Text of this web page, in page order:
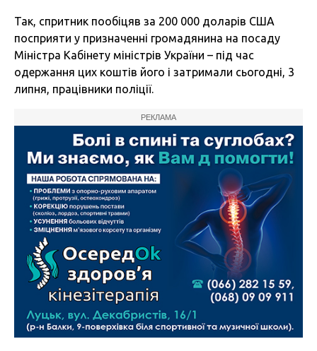
Так, спритник пообіцяв за 200 000 доларів США
посприяти у призначенні громадянина на посаду
Міністра Кабінету міністрів України – під час
одержання цих коштів його і затримали сьогодні, 3
липня, працівники поліції.
РЕКЛАМА